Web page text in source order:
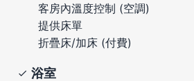
客房內溫度控制 (空調)
提供床單
折疊床/加床 (付費)
浴室